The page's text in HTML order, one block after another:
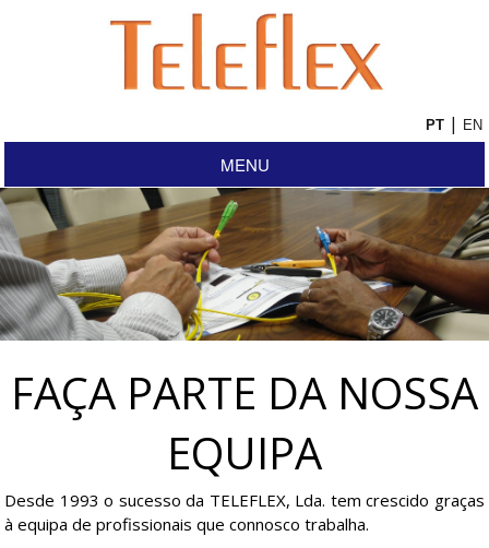
|
MENU
FAÇA PARTE DA NOSSA
EQUIPA
Desde 1993 o sucesso da TELEFLEX, Lda. tem crescido graças
à equipa de profissionais que connosco trabalha.